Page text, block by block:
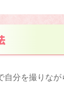
分を撮りなが